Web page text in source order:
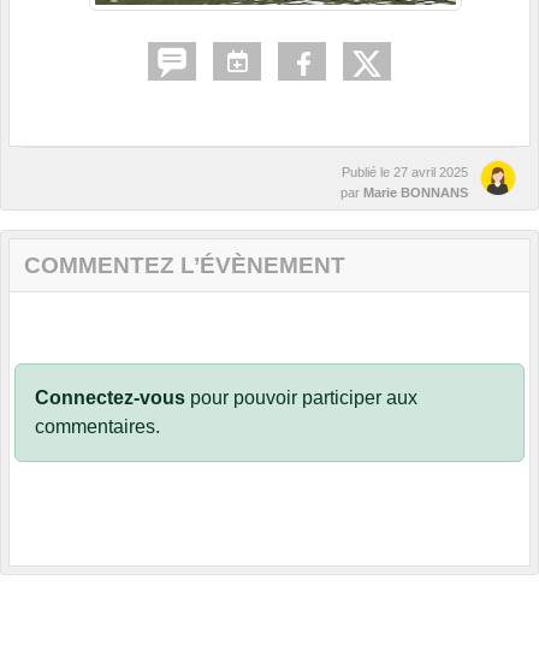
Publié le 27 avril 2025
par Marie BONNANS
COMMENTEZ L’ÉVÈNEMENT
Connectez-vous pour pouvoir participer aux
commentaires.